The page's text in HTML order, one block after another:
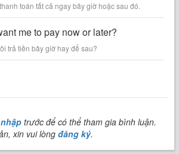
toán tất cả ngay bây giờ hoặc sau đó.
me to pay now or later?
trả tiền bây giờ hay để sau?
trước để có thể tham gia bình luận.
xin vui lòngđăng ký.